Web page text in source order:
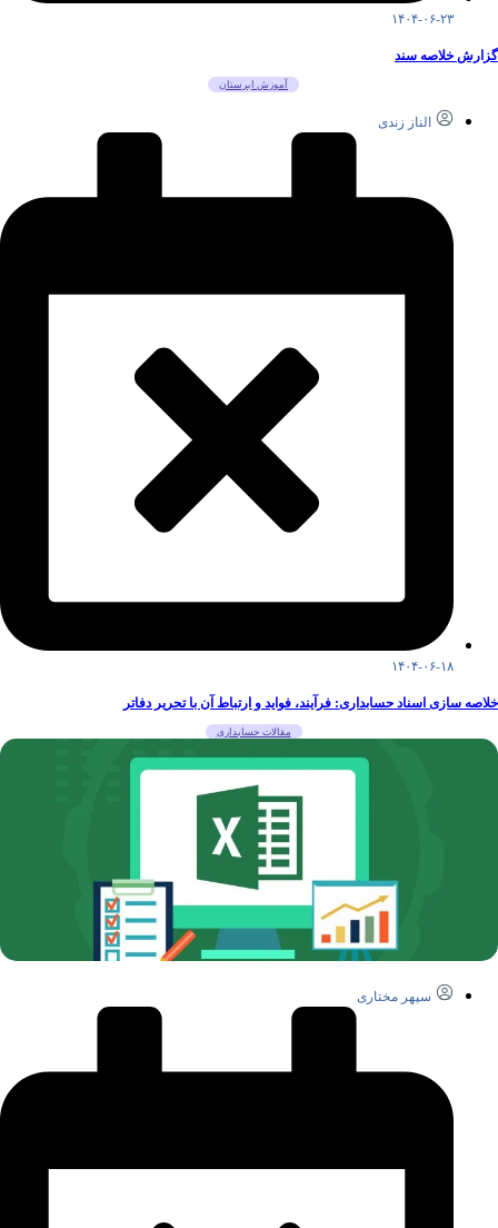
۱۴۰۴-۰۶-۲۳
گزارش خلاصه سند
آموزش ابرستان
الناز زندی
۱۴۰۴-۰۶-۱۸
خلاصه سازی اسناد حسابداری: فرآیند، فواید و ارتباط آن با تحریر دفاتر
مقالات حسابداری
سپهر مختاری